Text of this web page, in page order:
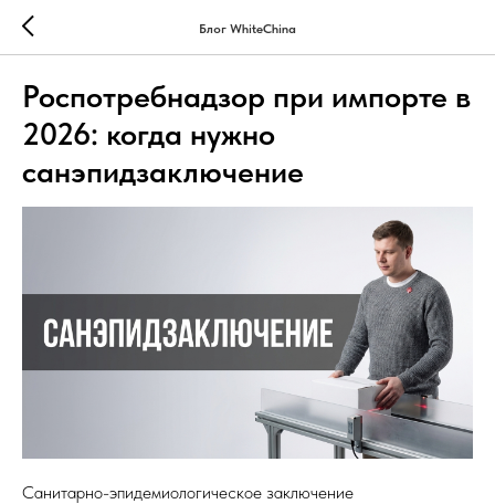
Блог WhiteChina
Роспотребнадзор при импорте в
2026: когда нужно
санэпидзаключение
Санитарно-эпидемиологическое заключение